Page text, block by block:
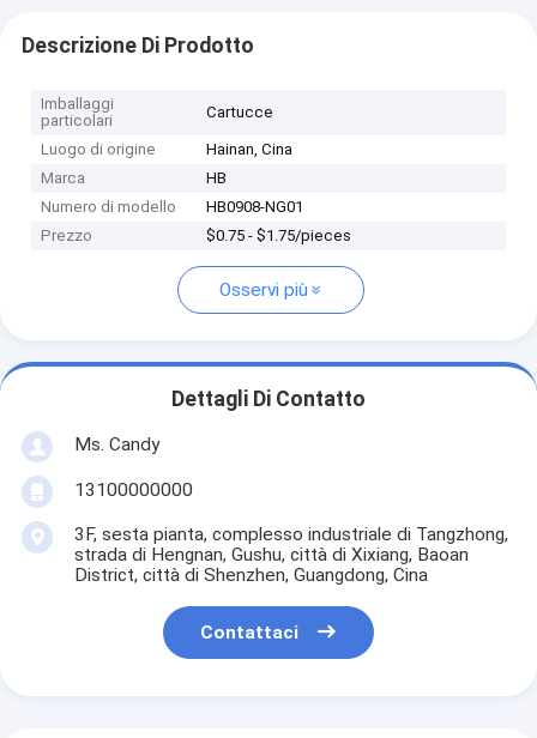
Descrizione Di Prodotto
Imballaggi
particolari
Cartucce
Luogo di origine
Hainan, Cina
Marca
HB
Numero di modello
HB0908-NG01
Prezzo
$0.75 - $1.75/pieces
Osservi più
Dettagli Di Contatto
Ms. Candy
13100000000
3F, sesta pianta, complesso industriale di Tangzhong,
strada di Hengnan, Gushu, città di Xixiang, Baoan
District, città di Shenzhen, Guangdong, Cina
Contattaci